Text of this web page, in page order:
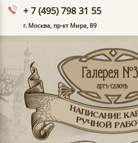
+ 7 (495) 798 31 55
г. Москва, пр-кт Мира, 89